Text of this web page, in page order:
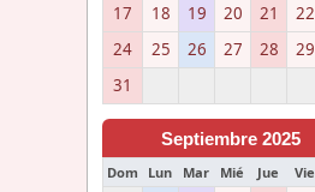
17
18 19 20 21 22
24
25 26 27 28 29
31
Septiembre 2025
Dom Lun Mar Mié Jue Vie